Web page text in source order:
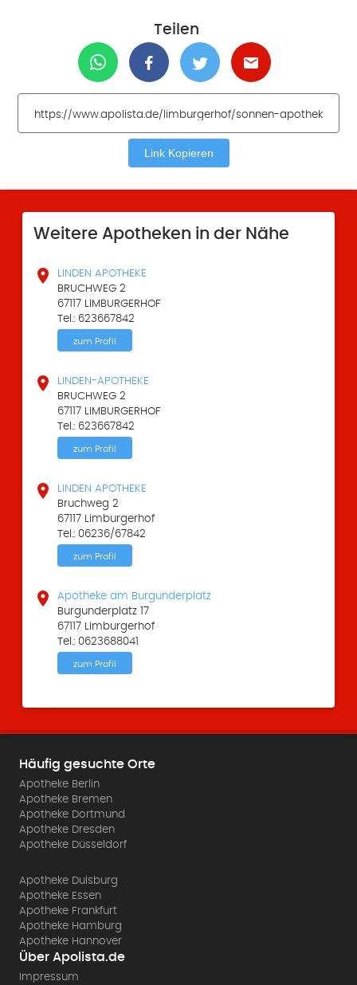
Teilen
Link Kopieren
Weitere Apotheken in der Nähe

LINDEN APOTHEKE
BRUCHWEG 2
67117 LIMBURGERHOF
Tel.: 623667842
zum Profil

LINDEN-APOTHEKE
BRUCHWEG 2
67117 LIMBURGERHOF
Tel.: 623667842
zum Profil

LINDEN APOTHEKE
Bruchweg 2
67117 Limburgerhof
Tel.: 06236/67842
zum Profil

Apotheke am Burgunderplatz
Burgunderplatz 17
67117 Limburgerhof
Tel.: 0623688041
zum Profil
Häufig gesuchte Orte
Apotheke Berlin
Apotheke Bremen
Apotheke Dortmund
Apotheke Dresden
Apotheke Düsseldorf
Apotheke Duisburg
Apotheke Essen
Apotheke Frankfurt
Apotheke Hamburg
Apotheke Hannover
Über Apolista.de
Impressum